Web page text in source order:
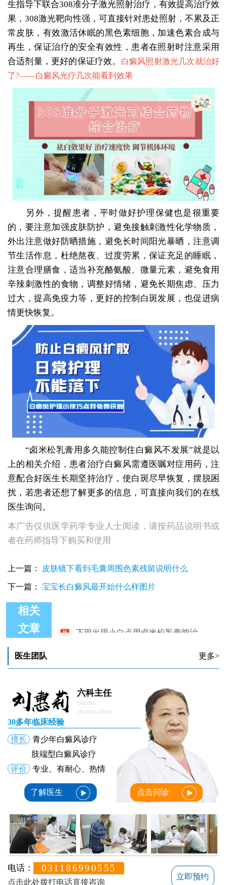
生指导下联合308准分子激光照射治疗，有效提高治疗效
果，308激光靶向性强，可直接针对患处照射，不累及正
常皮肤，有效激活休眠的黑色素细胞，加速色素合成与
再生，保证治疗的安全有效性，患者在照射时注意采用
合适剂量，更好的保证疗效。
白癜风照射激光几次就治好
了?——白癜风光疗几次能看到效果
另外，提醒患者，平时做好护理保健也是很重要
的，要注意加强皮肤防护，避免接触刺激性化学物质，
外出注意做好防晒措施，避免长时间阳光暴晒，注意调
节生活作息，杜绝熬夜、过度劳累，保证充足的睡眠，
注意合理膳食，适当补充酪氨酸、微量元素，避免食用
辛辣刺激性的食物，调整好情绪，避免长期焦虑、压力
过大，提高免疫力等，更好的控制白斑发展，也促进病
情更快恢复。
“卤米松乳膏用多久能控制住白癜风不发展”就是以
上的相关介绍，患者治疗白癜风需遵医嘱对症用药，注
意配合好医生长期坚持治疗，使白斑尽早恢复，摆脱困
扰，若患者还想了解更多的信息，可直接向我们的在线
医生询问。
本广告仅供医学药学专业人士阅读，请按药品说明书或
者在药师指导下购买和使用
上一篇： 皮肤镜下看到毛囊周围色素残留说明什么
下一篇： 宝宝长白癜风最开始什么样图片
相关
文章
卤米松乳膏可以治疗白癜风吗
卤米松乳膏用多久能控制住白癜风不发展
医生团队 更多>
六科主任
ONLINE
TRANSLATION
30多年临床经验
擅长
青少年白癜风诊疗
肢端型白癜风诊疗
评价
专业、有耐心、热情
了解医生 点击问诊
电话： 031186990555
点击此处拨打电话直接咨询
立即预约